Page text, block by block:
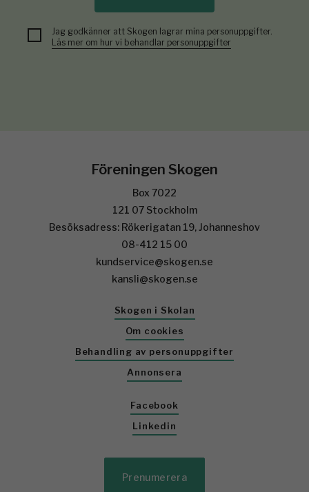
Jag godkänner att Skogen lagrar mina personuppgifter.
Läs mer om hur vi behandlar personuppgifter
Föreningen Skogen
Box 7022
121 07 Stockholm
Besöksadress: Rökerigatan 19, Johanneshov
08-412 15 00
kundservice@skogen.se
kansli@skogen.se
Skogen i Skolan
Om cookies
Behandling av personuppgifter
Annonsera
Facebook
Linkedin
Prenumerera